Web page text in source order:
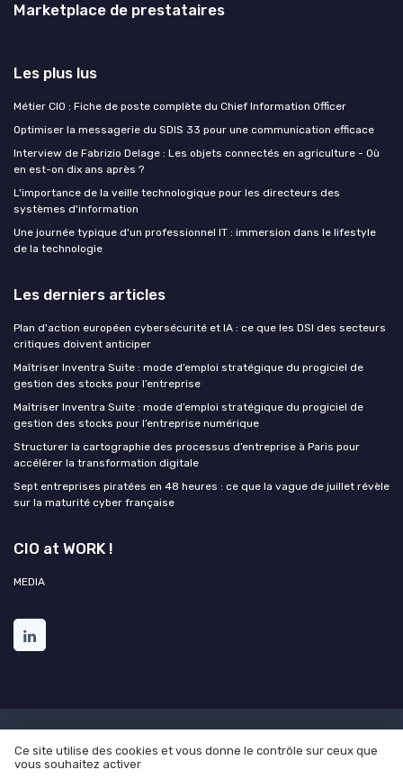
Marketplace de prestataires
Les plus lus
Métier CIO : Fiche de poste complète du Chief Information Officer
Optimiser la messagerie du SDIS 33 pour une communication efficace
Interview de Fabrizio Delage : Les objets connectés en agriculture - Où
en est-on dix ans après ?
L'importance de la veille technologique pour les directeurs des
systèmes d'information
Une journée typique d'un professionnel IT : immersion dans le lifestyle
de la technologie
Les derniers articles
Plan d'action européen cybersécurité et IA : ce que les DSI des secteurs
critiques doivent anticiper
Maîtriser Inventra Suite : mode d’emploi stratégique du progiciel de
gestion des stocks pour l’entreprise
Maîtriser Inventra Suite : mode d’emploi stratégique du progiciel de
gestion des stocks pour l’entreprise numérique
Structurer la cartographie des processus d’entreprise à Paris pour
accélérer la transformation digitale
Sept entreprises piratées en 48 heures : ce que la vague de juillet révèle
sur la maturité cyber française
CIO at WORK !
MEDIA
Enquête 2025 sur l'intelligence artificielle et les directions des
systèmes d'informations
Ce site utilise des cookies et vous donne le contrôle sur ceux que
vous souhaitez activer